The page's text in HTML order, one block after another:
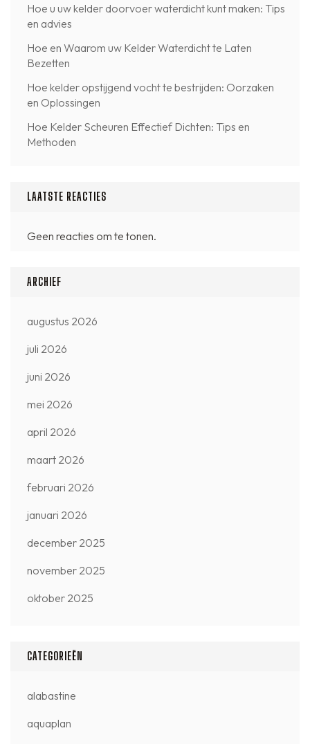
Hoe u uw kelder doorvoer waterdicht kunt maken: Tips
en advies
Hoe en Waarom uw Kelder Waterdicht te Laten
Bezetten
Hoe kelder opstijgend vocht te bestrijden: Oorzaken
en Oplossingen
Hoe Kelder Scheuren Effectief Dichten: Tips en
Methoden
LAATSTE REACTIES
Geen reacties om te tonen.
ARCHIEF
augustus 2026
juli 2026
juni 2026
mei 2026
april 2026
maart 2026
februari 2026
januari 2026
december 2025
november 2025
oktober 2025
CATEGORIEËN
alabastine
aquaplan